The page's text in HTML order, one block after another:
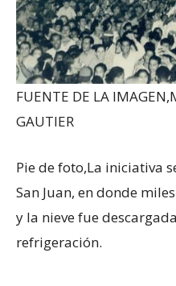
FUENTE DE LA IMAGEN,
GAUTIER
Pie de foto,La iniciativa
San Juan, en donde
y la nieve fue
refrigeración.